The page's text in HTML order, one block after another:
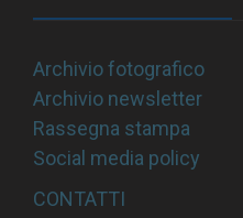
Archivio fotografico
Archivio newsletter
Rassegna stampa
Social media policy
CONTATTI